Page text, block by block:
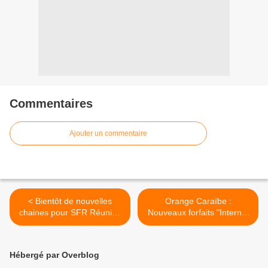
Commentaires
Ajouter un commentaire
< Bientôt de nouvelles
chaines pour SFR Réunion
!
Orange Caraïbe :
Nouveaux forfaits "Internet
haut débit Pro" >
Hébergé par Overblog